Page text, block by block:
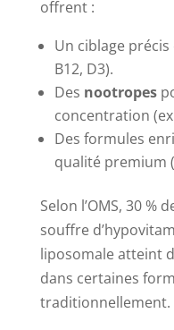
offrent :
Un ciblage
B12, D3).
Des nootropes
concentration
Des formules
qualité premium
Selon l’OMS, 30 %
souffre
liposomale atteint
dans certaines
traditionnellement.